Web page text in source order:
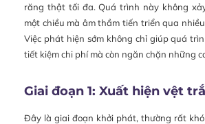
răng thật tối đa. Quá trình này không
một chiều mà âm thầm tiến triển qua
Việc phát hiện sớm không chỉ giúp quá
tiết kiệm chi phí mà còn ngăn chặn những
Giai đoạn 1: Xuất hiện vệt
Đây là giai đoạn khởi phát, thường rất